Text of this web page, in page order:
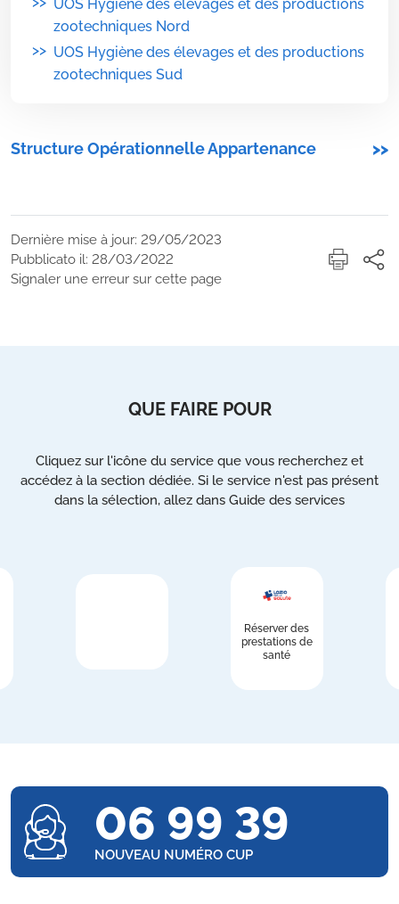
UOS Hygiène des élevages et des productions
zootechniques Nord
>> UOS Hygiène des élevages et des productions
zootechniques Sud
Structure Opérationnelle Appartenance >>
Dernière mise à jour: 29/05/2023
Pubblicato il: 28/03/2022
Signaler une erreur sur cette page
QUE FAIRE POUR
Cliquez sur l'icône du service que vous recherchez et
accédez à la section dédiée. Si le service n'est pas présent
dans la sélection, allez dans Guide des services
Réserver des
prestations de
santé
06 99 39
NOUVEAU NUMÉRO CUP